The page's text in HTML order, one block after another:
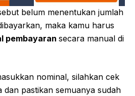
belum menentukan jumlah
maka kamu harus
pembayaran secara manual di
nominal, silahkan cek
dan pastikan semuanya sudah